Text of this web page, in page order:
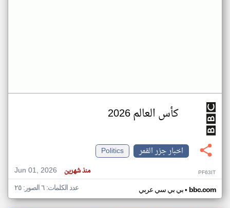
كأس العالم 2026
اخبار جزر القمر
Politics
Jun 01, 2026
منذ شهرين PF63IT
بي بي سي عربي• bbc.com عدد الكلمات: ٦ الصور: ٢٥